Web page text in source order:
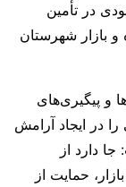
در تأمین
و بازار شهرستان
و پیگیری‌های
در ایجاد آرامش
دارد از
حمایت از